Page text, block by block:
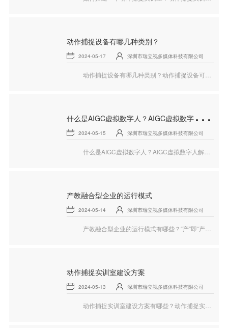
动作捕捉设备有哪几种类别？
2024-05-17 深圳市瑞立视多媒体科技有限公司
什
么是AIGC虚拟数字人？AIGC虚拟数字人解决方案
2024-05-15 深圳市瑞立视多媒体科技有限公司
产教融合型企业的运行模式
2024-05-14 深圳市瑞立视多媒体科技有限公司
动作捕捉实训室建设方案
2024-05-13 深圳市瑞立视多媒体科技有限公司